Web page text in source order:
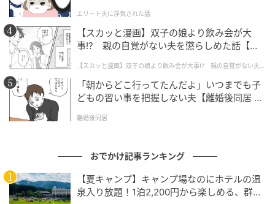
ヨーロッパのお屋敷を訪れたかのような趣深い世界が
広がっています。店内の壁面を彩るのは、繊細な木彫
りのレリーフ。天井からはクラシカルなシャンデリア
が下がり、ほんのりと灯る光が琥珀色の空間を演出し
ています。
エリート夫に浮気された話
【スカッと漫画】双子の娘より飲み会が大
事!? 親の自覚がない夫を懲らしめた話【第1
【スカッと漫画】双子の娘より飲み会が大事!? 親の自覚がない夫を
懲らしめた話
「朝からどこ行ってたんだよ」いつまでも子
どもの習い事を把握しない夫【離婚後同居 Vo
離婚後同居
おでかけ記事ランキング
【夏キャンプ】キャンプ場なのにホテルの温
泉入り放題！1泊2,200円から楽しめる、群馬